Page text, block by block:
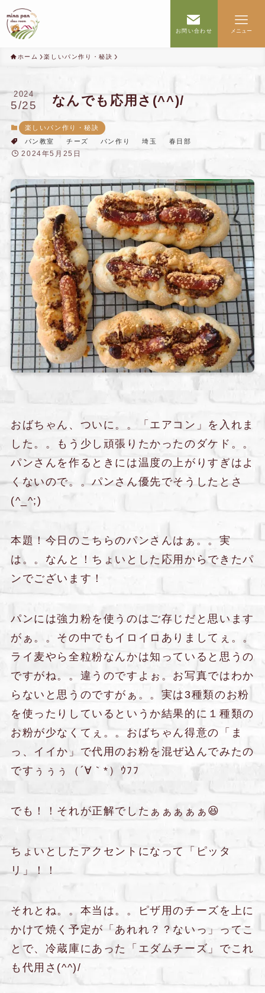
お問い合わせ メニュー
ホーム 楽しいパン作り・秘訣
なんでも応用さ(^^)/
2024
5/25
楽しいパン作り・秘訣
パン教室
チーズ パン作り 埼玉 春日部
2024年5月25日
おばちゃん、ついに。。「エアコン」を入れま
した。。もう少し頑張りたかったのダケド。。
パンさんを作るときには温度の上がりすぎはよ
くないので。。パンさん優先でそうしたとさ
(^_^;)
本題！今日のこちらのパンさんはぁ。。実
は。。なんと！ちょいとした応用からできたパ
ンでございます！
パンには強力粉を使うのはご存じだと思います
がぁ。。その中でもイロイロありましてぇ。。
ライ麦やら全粒粉なんかは知っていると思うの
ですがね。。違うのですよぉ。お写真ではわか
らないと思うのですがぁ。。実は3種類のお粉
を使ったりしているというか結果的に１種類の
お粉が少なくてぇ。。おばちゃん得意の「ま
っ、イイか」で代用のお粉を混ぜ込んでみたの
ですぅぅぅ（´∀｀*）ｳﾌﾌ
でも！！それが正解でしたぁぁぁぁぁ😆
ちょいとしたアクセントになって「ピッタ
リ」！！
それとね。。本当は。。ピザ用のチーズを上に
かけて焼く予定が「あれれ？？ないっ」ってこ
とで、冷蔵庫にあった「エダムチーズ」でこれ
も代用さ(^^)/